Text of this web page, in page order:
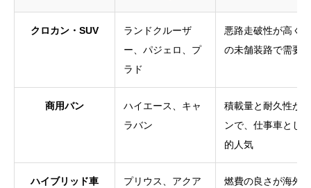
クロカン・SUV
ランドクルーザ
ー、パジェロ、プ
ラド
悪路走破性が高く
の未舗装路で需要
商用バン
ハイエース、キャ
ラバン
積載量と耐久性が
ンで、仕事車とし
的人気
ハイブリッド車 プリウス、アクア
燃費の良さが海外